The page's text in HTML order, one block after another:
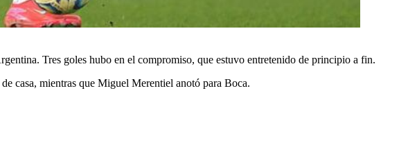
Tres goles hubo en el compromiso, que estuvo entretenido de principio a fin.
casa, mientras que Miguel Merentiel anotó para Boca.